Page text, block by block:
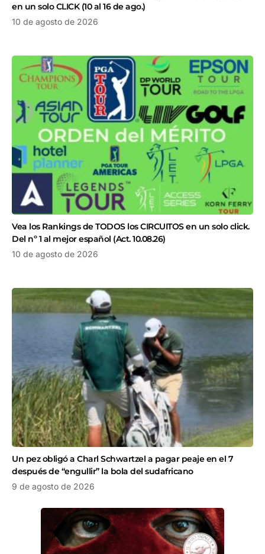
en un solo CLICK (10 al 16 de ago.)
10 de agosto de 2026
Vea los Rankings de TODOS los CIRCUITOS en un solo click.
Del nº 1 al mejor español (Act. 10.08.26)
10 de agosto de 2026
Un pez obligó a Charl Schwartzel a pagar peaje en el 7
después de “engullir” la bola del sudafricano
9 de agosto de 2026